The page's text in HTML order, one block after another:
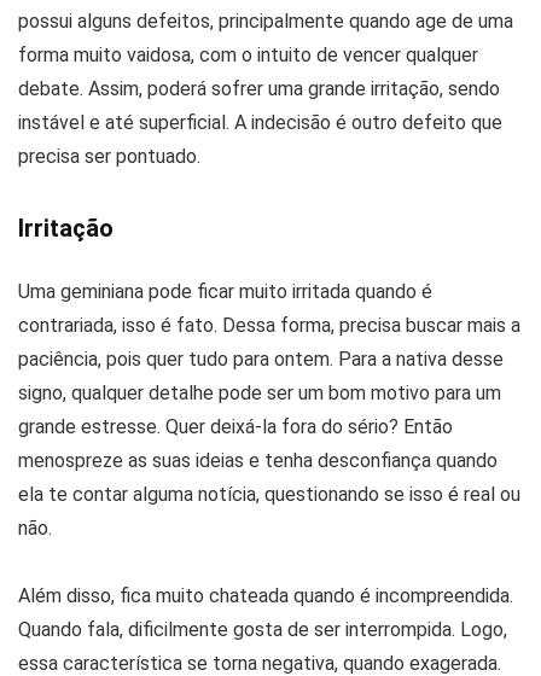
possui alguns defeitos, principalmente quando age de uma
forma muito vaidosa, com o intuito de vencer qualquer
debate. Assim, poderá sofrer uma grande irritação, sendo
instável e até superficial. A indecisão é outro defeito que
precisa ser pontuado.
Irritação
Uma geminiana pode ficar muito irritada quando é
contrariada, isso é fato. Dessa forma, precisa buscar mais a
paciência, pois quer tudo para ontem. Para a nativa desse
signo, qualquer detalhe pode ser um bom motivo para um
grande estresse. Quer deixá-la fora do sério? Então
menospreze as suas ideias e tenha desconfiança quando
ela te contar alguma notícia, questionando se isso é real ou
não.
Além disso, fica muito chateada quando é incompreendida.
Quando fala, dificilmente gosta de ser interrompida. Logo,
essa característica se torna negativa, quando exagerada.